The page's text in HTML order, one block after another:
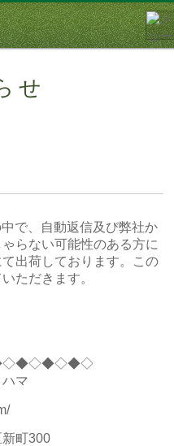
せ
で、自動返信及び弊社か
らない可能性のある方に
出荷しております。この
ただきます。
マ
町300